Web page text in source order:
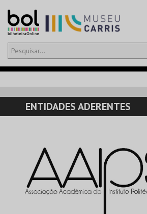
Olá,iniciar sessão
CARRINHO
EVENTOS
CARTÕES
PRODUTOS
ENTIDADES ADERENTES